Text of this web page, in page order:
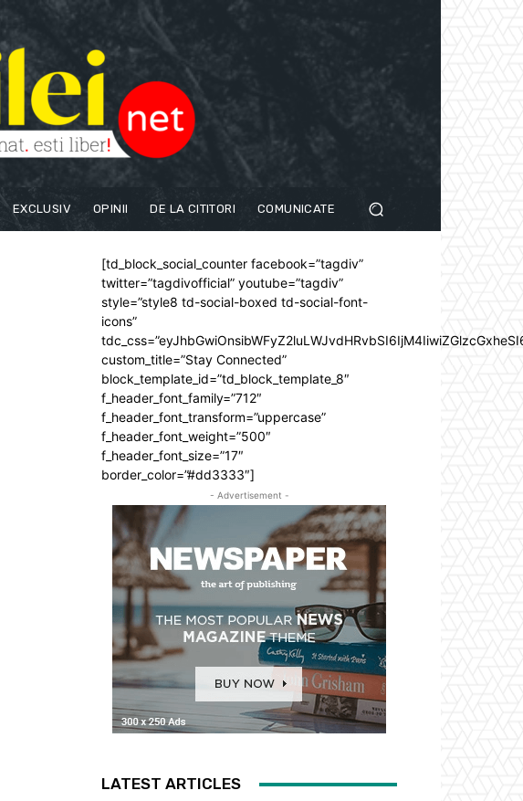
EXCLUSIV OPINII DE LA CITITORI COMUNICATE
[td_block_social_counter facebook=”tagdiv”
twitter=”tagdivofficial” youtube=”tagdiv”
style=”style8 td-social-boxed td-social-font-
icons”
custom_title=”Stay Connected”
block_template_id=”td_block_template_8″
f_header_font_family=”712″
f_header_font_transform=”uppercase”
f_header_font_weight=”500″
f_header_font_size=”17″
border_color=”#dd3333″]
- Advertisement -
LATEST ARTICLES